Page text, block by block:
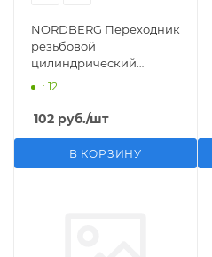
NORDBERG Переходник
резьбовой
цилиндрический
M1/2">F1/4"
: 12
102 руб./шт
В КОРЗИНУ